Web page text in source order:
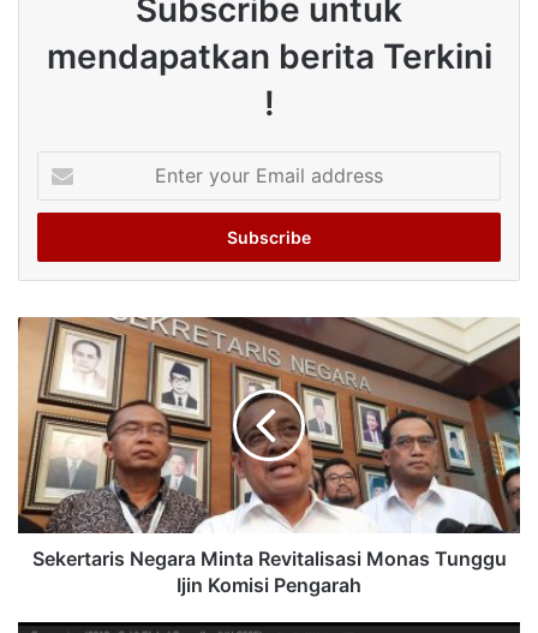
Subscribe untuk
mendapatkan berita Terkini
!
your
Email
Sekertaris Negara Minta Revitalisasi Monas Tunggu
Ijin Komisi Pengarah